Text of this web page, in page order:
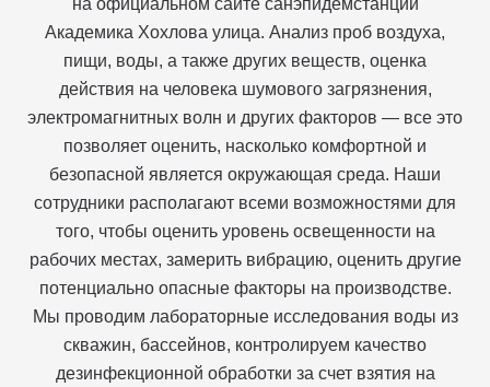
на официальном сайте санэпидемстанции
Академика Хохлова улица. Анализ проб воздуха,
пищи, воды, а также других веществ, оценка
действия на человека шумового загрязнения,
электромагнитных волн и других факторов — все это
позволяет оценить, насколько комфортной и
безопасной является окружающая среда. Наши
сотрудники располагают всеми возможностями для
того, чтобы оценить уровень освещенности на
рабочих местах, замерить вибрацию, оценить другие
потенциально опасные факторы на производстве.
Мы проводим лабораторные исследования воды из
скважин, бассейнов, контролируем качество
дезинфекционной обработки за счет взятия на